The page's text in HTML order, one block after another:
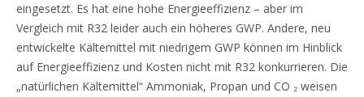
eingesetzt. Es hat eine hohe Energieeffizienz – aber im
Vergleich mit R32 leider auch ein höheres GWP. Andere, neu
entwickelte Kältemittel mit niedrigem GWP können im Hinblick
auf Energieeffizienz und Kosten nicht mit R32 konkurrieren. Die
„natürlichen Kältemittel“ Ammoniak, Propan und CO ₂ weisen